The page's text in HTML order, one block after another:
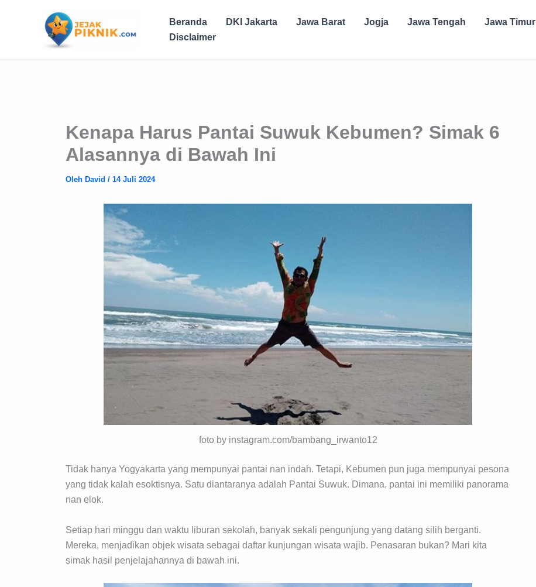
Beranda DKI Jakarta Jawa Barat Jogja Jawa Tengah Jawa Timur
Disclaimer
Kenapa Harus Pantai Suwuk Kebumen? Simak 6
Alasannya di Bawah Ini
Oleh David / 14 Juli 2024
foto by instagram.com/bambang_irwanto12
Tidak hanya Yogyakarta yang mempunyai pantai nan indah. Tetapi, Kebumen pun juga mempunyai pesona
yang tidak kalah esoktisnya. Satu diantaranya adalah Pantai Suwuk. Dimana, pantai ini memiliki panorama
nan elok.
Setiap hari minggu dan waktu liburan sekolah, banyak sekali pengunjung yang datang silih berganti.
Mereka, menjadikan objek wisata sebagai daftar kunjungan wisata wajib. Penasaran bukan? Mari kita
simak hasil penjelajahannya di bawah ini.